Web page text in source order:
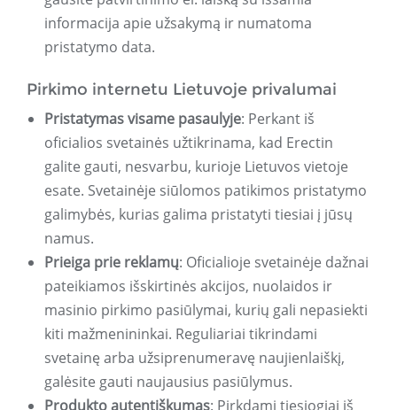
informacija apie užsakymą ir numatoma
pristatymo data.
Pirkimo internetu Lietuvoje privalumai
Pristatymas visame pasaulyje: Perkant iš
oficialios svetainės užtikrinama, kad Erectin
galite gauti, nesvarbu, kurioje Lietuvos vietoje
esate. Svetainėje siūlomos patikimos pristatymo
galimybės, kurias galima pristatyti tiesiai į jūsų
namus.
Prieiga prie reklamų: Oficialioje svetainėje dažnai
pateikiamos išskirtinės akcijos, nuolaidos ir
masinio pirkimo pasiūlymai, kurių gali nepasiekti
kiti mažmenininkai. Reguliariai tikrindami
svetainę arba užsiprenumeravę naujienlaiškį,
galėsite gauti naujausius pasiūlymus.
Produkto autentiškumas: Pirkdami tiesiogiai iš